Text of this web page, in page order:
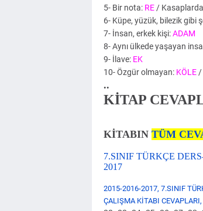
5- Bir nota: RE /
6- Küpe, yüzük, bilezik gibi
7- İnsan, erkek kişi:ADAM
8- Aynı ülkede yaşayan
9- İlave: EK
10- Özgür olmayan: KÖLE /
..
KİTAP
KİTABIN TÜM
7.SINIF TÜRKÇE
2017
2015-2016-2017, 7.SINIF
ÇALIŞMA KİTABI CEVAPLARI,